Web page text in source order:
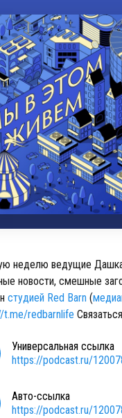
неделю ведущие
новости, смешные
студией Red Barn (
t.me/redbarnlife
Универсальная ссылка
https://podcast.ru/
Авто-ссылка
https://podcast.ru/